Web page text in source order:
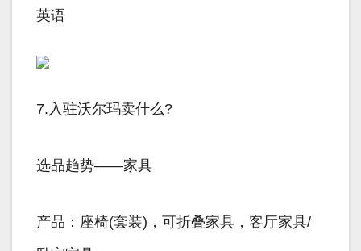
英语
7.入驻沃尔玛卖什么?
选品趋势——家具
产品：座椅(套装)，可折叠家具，客厅家具/